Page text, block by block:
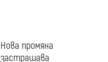
Нова промяна
застрашава